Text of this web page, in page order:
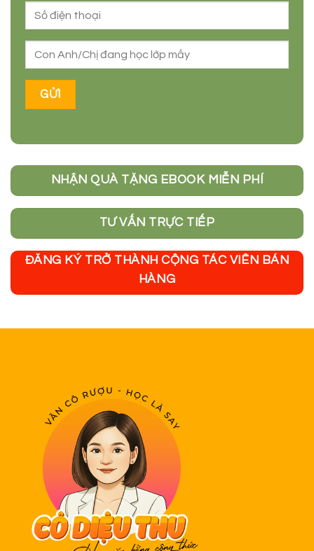
NHẬN QUÀ TẶNG EBOOK MIỄN PHÍ
TƯ VẤN TRỰC TIẾP
ĐĂNG KÝ TRỞ THÀNH CỘNG TÁC VIÊN BÁN
HÀNG